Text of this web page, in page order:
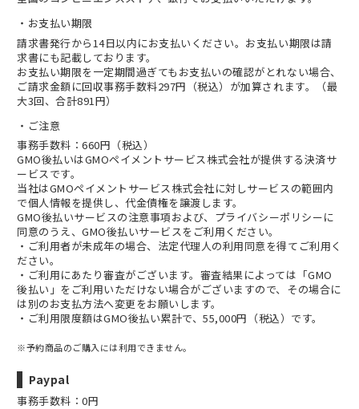
お支払い期限
請求書発行から14日以内にお支払いください。お支払い期限は請
求書にも記載しております。
お支払い期限を一定期間過ぎてもお支払いの確認がとれない場合、
ご請求金額に回収事務手数料297円（税込）が加算されます。（最
大3回、合計891円）
ご注意
事務手数料：660円（税込）
GMO後払いはGMOペイメントサービス株式会社が提供する決済サ
ービスです。
当社はGMOペイメントサービス株式会社に対しサービスの範囲内
で個人情報を提供し、代金債権を譲渡します。
GMO後払いサービスの注意事項および、 プライバシーポリシーに
同意のうえ、GMO後払いサービスをご利用ください。
・ご利用者が未成年の場合、法定代理人の利用同意を得てご利用く
ださい。
・ご利用にあたり審査がございます。審査結果によっては「GMO
後払い」をご利用いただけない場合がございますので、その場合に
は別のお支払方法へ変更をお願いします。
・ご利用限度額はGMO後払い累計で、55,000円（税込）です。
※予約商品のご購入には利用できません。
Paypal
事務手数料：0円